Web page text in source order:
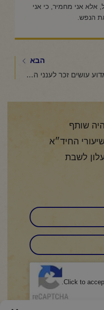
אלא אני מחמיר, כי אני
הנפש.
הבא
מדוע עושים זכר לענני הכבוד בסוכות ולא לבאר ולמן?
היה שותף
החיד״א
לשבת
Click to